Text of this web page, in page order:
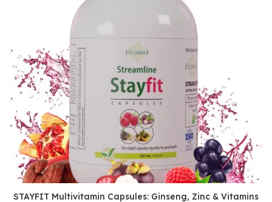
STAYFIT Multivitamin Capsules: Ginseng, Zinc & Vitamins